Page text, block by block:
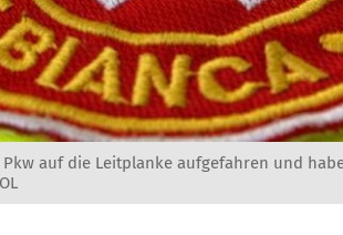
auf die Leitplanke aufgefahren und